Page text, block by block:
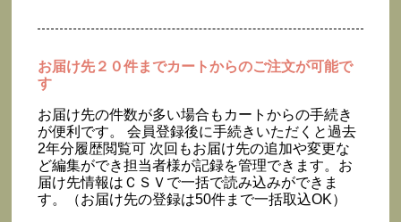
お届け先２０件までカートからのご注文が可能で
す
お届け先の件数が多い場合もカートからの手続き
が便利です。 会員登録後に手続きいただくと過去
2年分履歴閲覧可 次回もお届け先の追加や変更な
ど編集ができ担当者様が記録を管理できます。お
届け先情報はＣＳＶで一括で読み込みができま
す。（お届け先の登録は50件まで一括取込OK）